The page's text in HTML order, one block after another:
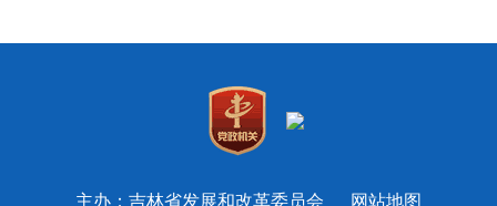
主办：吉林省发展和改革委员会 网站地图